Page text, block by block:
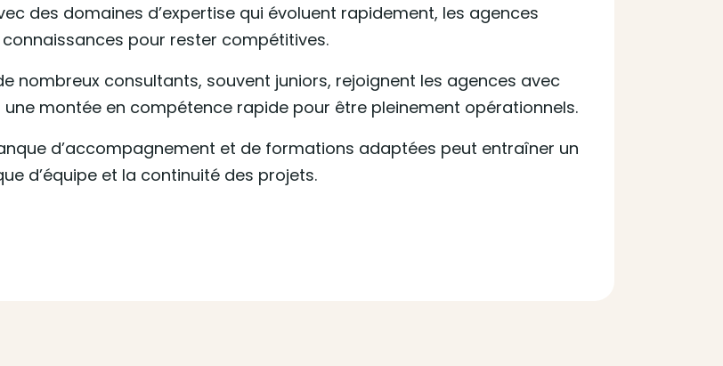
des domaines d’expertise qui évoluent rapidement, les agences
pour rester compétitives.
nombreux consultants, souvent juniors, rejoignent les agences avec
montée en compétence rapide pour être pleinement opérationnels.
d’accompagnement et de formations adaptées peut entraîner un
d’équipe et la continuité des projets.